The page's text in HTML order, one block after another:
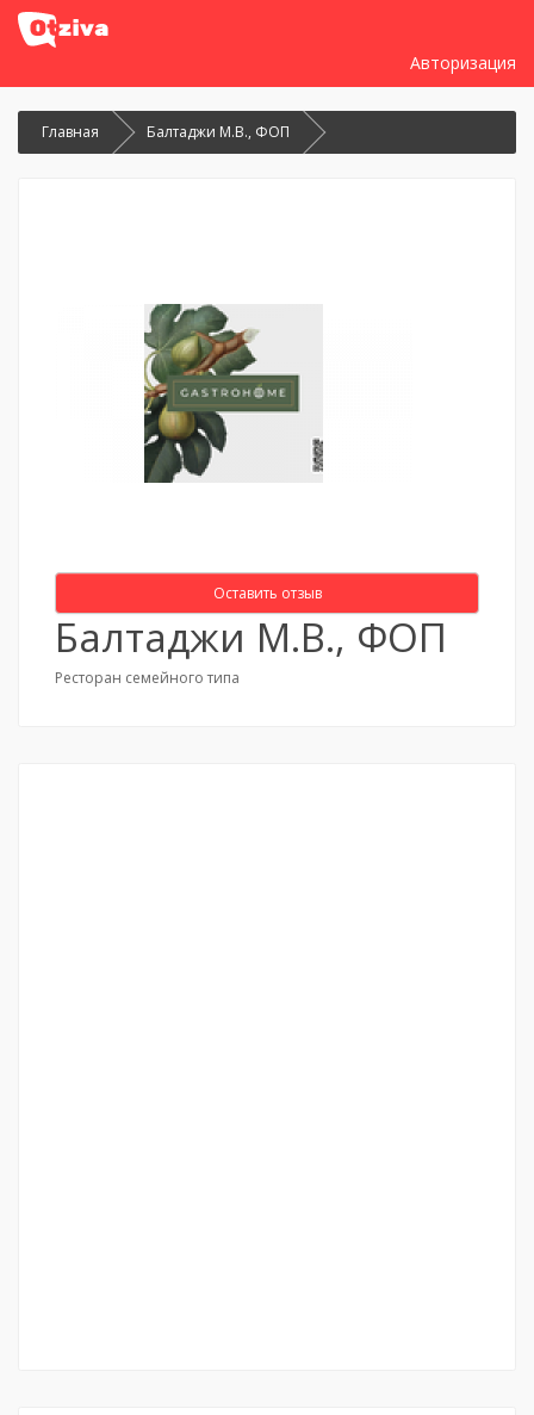
Авторизация
Главная Балтаджи М.В., ФОП
Оставить отзыв
Балтаджи М.В., ФОП
Ресторан семейного типа